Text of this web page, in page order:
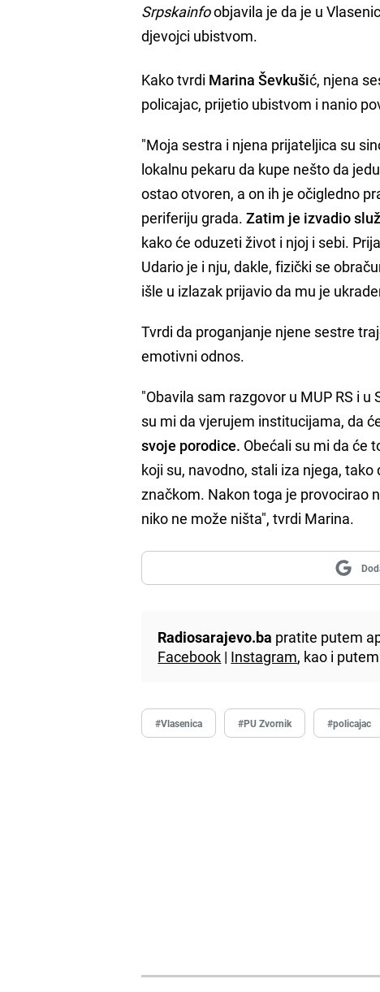
Srpskainfoobjavila je da je u
djevojci ubistvom.
Kako tvrdi Marina Ševkušić, njena
policajac, prijetio ubistvom i nanio
"Moja sestra i njena prijateljica su
lokalnu pekaru da kupe nešto da
ostao otvoren, a on ih je očigledno
periferiju grada.Zatim je izvadio
kako će oduzeti život i njoj i sebi.
Udario je i nju, dakle, fizički se
išle u izlazak prijavio da mu je
Tvrdi da proganjanje njene sestre
emotivni odnos.
"Obavila sam razgovor u MUP RS i
su mi da vjerujem institucijama, da
svoje porodice. Obećali su mi da će
koji su, navodno, stali iza njega,
značkom. Nakon toga je provocirao
niko ne može ništa", tvrdi Marina.
Radiosarajevo.ba pratite putem
Facebook | Instagram, kao i
#Vlasenica #PU Zvornik #policajac